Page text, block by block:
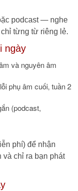
podcast — nghe
từng từ riêng lẻ.
ngày
và nguyên âm
phụ âm cuối, tuần 2
(podcast,
phí) để nhận
chỉ ra bạn phát